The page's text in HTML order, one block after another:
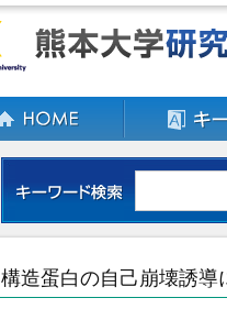
構造蛋白の自己崩壊誘導